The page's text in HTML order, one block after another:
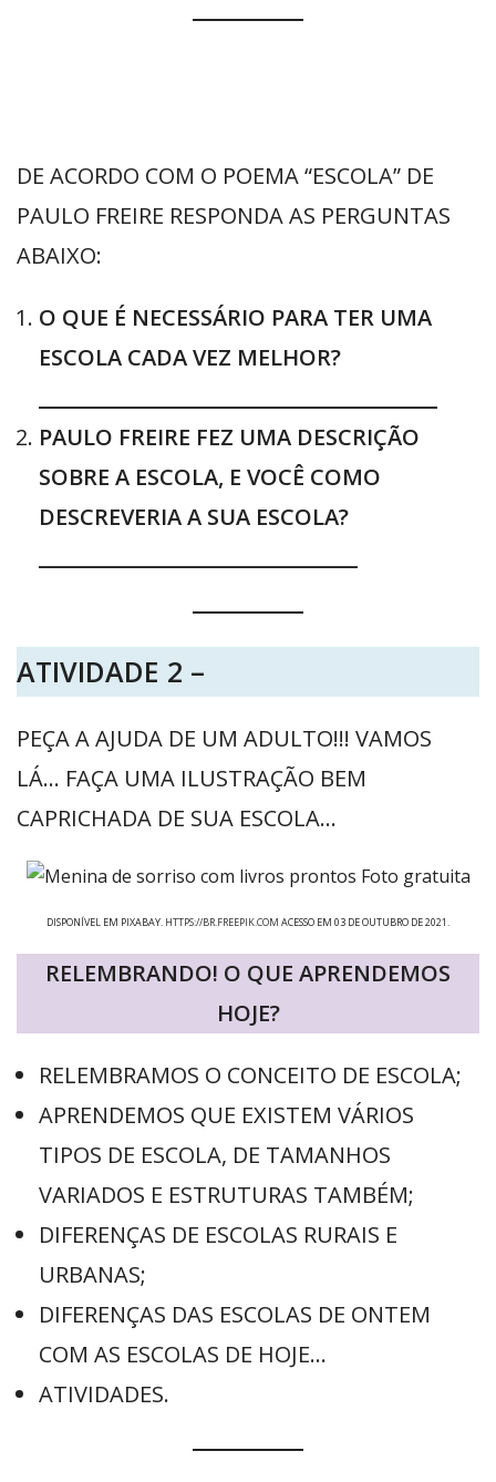
DE ACORDO COM O POEMA “ESCOLA” DE
PAULO FREIRE RESPONDA AS PERGUNTAS
ABAIXO:
O QUE É NECESSÁRIO PARA TER UMA
ESCOLA CADA VEZ MELHOR?
PAULO FREIRE FEZ UMA DESCRIÇÃO
SOBRE A ESCOLA, E VOCÊ COMO
DESCREVERIA A SUA ESCOLA?
ATIVIDADE 2 –
PEÇA A AJUDA DE UM ADULTO!!! VAMOS
LÁ… FAÇA UMA ILUSTRAÇÃO BEM
CAPRICHADA DE SUA ESCOLA…
DISPONÍVEL EM PIXABAY. HTTPS://BR.FREEPIK.COM ACESSO EM 03 DE OUTUBRO DE 2021.
RELEMBRANDO! O QUE APRENDEMOS
HOJE?
RELEMBRAMOS O CONCEITO DE ESCOLA;
APRENDEMOS QUE EXISTEM VÁRIOS
TIPOS DE ESCOLA, DE TAMANHOS
VARIADOS E ESTRUTURAS TAMBÉM;
DIFERENÇAS DE ESCOLAS RURAIS E
URBANAS;
DIFERENÇAS DAS ESCOLAS DE ONTEM
COM AS ESCOLAS DE HOJE…
ATIVIDADES.